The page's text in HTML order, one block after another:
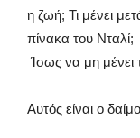
η ζωή; Τι μένει
πίνακα του Νταλί;
Ίσως να μη μένει
Αυτός είναι ο